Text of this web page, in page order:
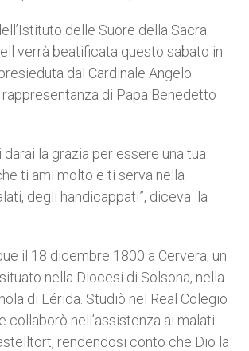
delle Suore della Sacra
verrà beatificata questo sabato in
dal Cardinale Angelo
rappresentanza di Papa Benedetto
darai la grazia per essere una tua
ti ami molto e ti serva nella
degli handicappati”, diceva la
il 18 dicembre 1800 a Cervera, un
nella Diocesi di Solsona, nella
di Lérida. Studiò nel Real Colegio
collaborò nell’assistenza ai malati
rendendosi conto che Dio la